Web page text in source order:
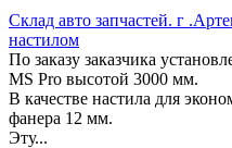
Склад авто запчастей. г
настилом
По заказу заказчика
MS Pro высотой 3000 мм.
В качестве настила для
фанера 12 мм.
Эту...